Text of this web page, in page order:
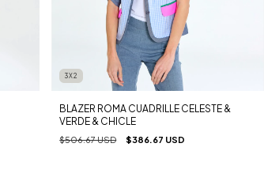
3X2
BLAZER ROMA CUADRILLE CELESTE &
VERDE & CHICLE
$506.67 USD $386.67 USD